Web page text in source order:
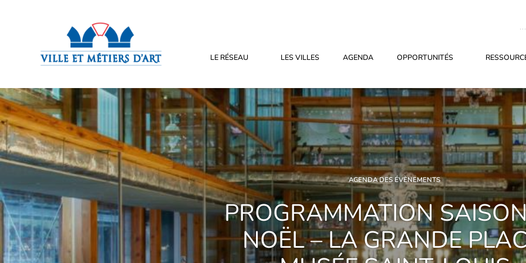
LE RÉSEAU LES VILLES AGENDA OPPORTUNITÉS
AGENDA DES ÉVÈNEMENTS
PROGRAMMATION
NOËL – LA GRANDE